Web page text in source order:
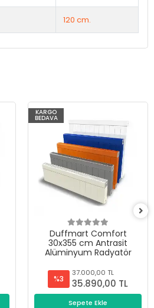
120 cm.
KARGO
BEDAVA
Duffmart Comfort
30x355 cm Antrasit
Alüminyum Radyatör
%3
37.000,00 TL
35.890,00 TL
Sepete Ekle